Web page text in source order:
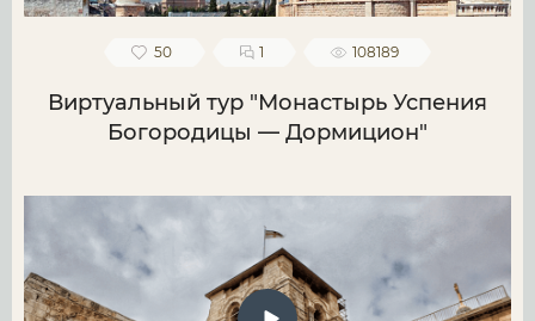
50 1 108189
Виртуальный тур "Монастырь Успения
Богородицы — Дормицион"